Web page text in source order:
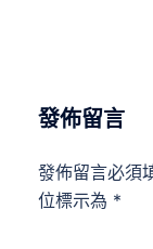
發佈留言
發佈留言必須
位標示為 *